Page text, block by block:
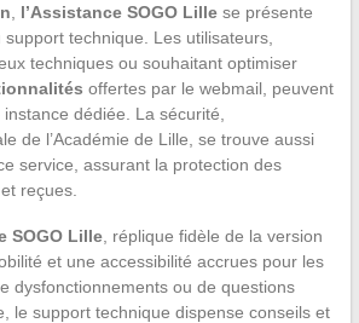
l’Assistance SOGO Lillese présente
technique. Les utilisateurs,
techniques ou souhaitant optimiser
offertes par le webmail, peuvent
dédiée. La sécurité,
de l’Académie de Lille, se trouve aussi
service, assurant la protection des
reçues.
SOGO Lille, réplique fidèle de la version
et une accessibilité accrues pour les
dysfonctionnements ou de questions
le support technique dispense conseils et